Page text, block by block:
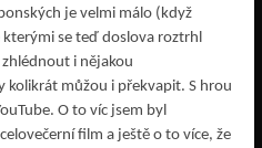
je velmi málo (když
se teď doslova roztrhl
i nějakou
kolikrát můžou i překvapit. S hrou
O to víc jsem byl
film a ještě o to více, že